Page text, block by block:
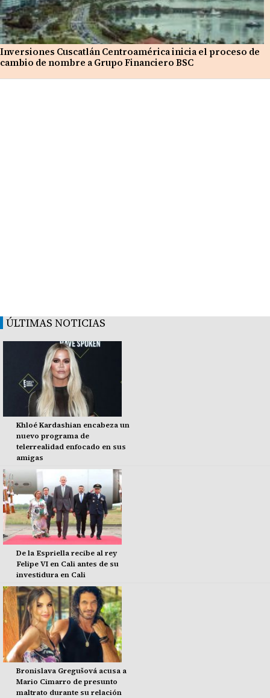
Inversiones Cuscatlán Centroamérica inicia el proceso de
cambio de nombre a Grupo Financiero BSC
ÚLTIMAS NOTICIAS
Khloé Kardashian encabeza un
nuevo programa de
telerrealidad enfocado en sus
amigas
De la Espriella recibe al rey
Felipe VI en Cali antes de su
investidura en Cali
Bronislava Gregušová acusa a
Mario Cimarro de presunto
maltrato durante su relación